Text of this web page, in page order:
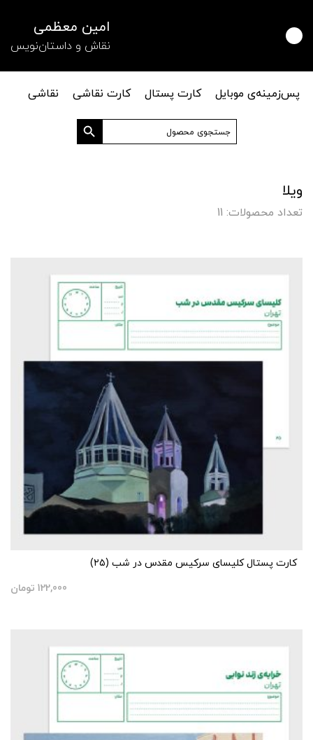
امین معظمی
نقاش و داستان‌نویس
پس‌زمینه‌ی موبایل کارت پستال کارت نقاشی
نقاشی
جستجو
برای:
دکمه جستجو
ویلا
تعداد محصولات: 11
کارت پستال کلیسای سرکیس مقدس در شب (۲۵)
122,000 تومان